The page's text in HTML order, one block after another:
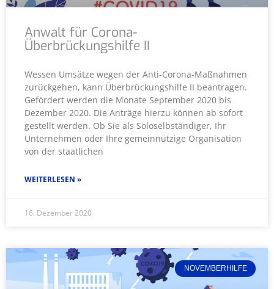
Anwalt für Corona-
Überbrückungshilfe II
Wessen Umsätze wegen der Anti-Corona-Maßnahmen
zurückgehen, kann Überbrückungshilfe II beantragen.
Gefördert werden die Monate September 2020 bis
Dezember 2020. Die Anträge hierzu können ab sofort
gestellt werden. Ob Sie als Soloselbständiger, Ihr
Unternehmen oder Ihre gemeinnützige Organisation
von der staatlichen
WEITERLESEN »
16. Dezember 2020
NOVEMBERHILFE